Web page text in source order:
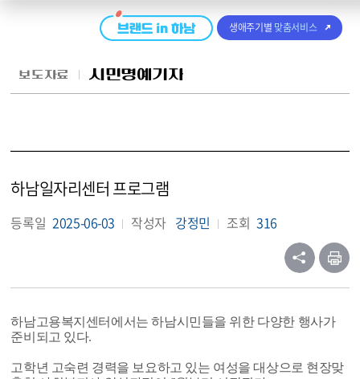
생애주기별 맞춤서비스
보도자료 시민명예기자
하남일자리센터 프로그램
등록일 2025-06-03 작성자 강정민 조회 316
하남고용복지센터에서는 하남시민들을 위한 다양한 행사가
준비되고 있다.
고학년 고숙련 경력을 보요하고 있는 여성을 대상으로 현장맞